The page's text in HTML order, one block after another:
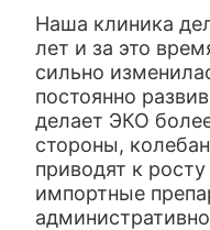
Наша клиника
лет и за это
сильно
постоянно
делает ЭКО
стороны,
приводят к
импортные